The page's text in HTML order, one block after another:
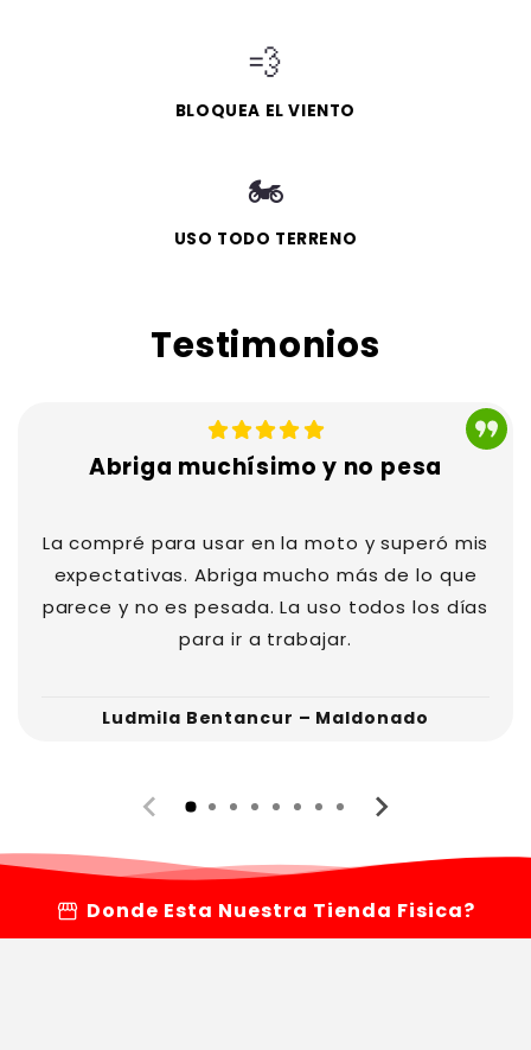
💨
BLOQUEA EL VIENTO
🏍️
USO TODO TERRENO
Testimonios
Abriga muchísimo y no pesa
La compré para usar en la moto y superó mis
expectativas. Abriga mucho más de lo que
parece y no es pesada. La uso todos los días
para ir a trabajar.
Ludmila Bentancur – Maldonado
storefront Donde Esta Nuestra Tienda Fisica?